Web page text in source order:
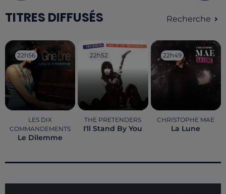
TITRES DIFFUSÉS Recherche
22h56
22h56
LES DIX
COMMANDEMENTS
Le Dilemme
22h52
22h52
THE PRETENDERS
I'll Stand By You
22h49
22h49
CHRISTOPHE MAE
La Lune